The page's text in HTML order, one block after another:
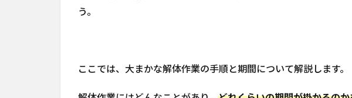
う。
ここでは、大まかな解体作業の手順と期間について解説します。